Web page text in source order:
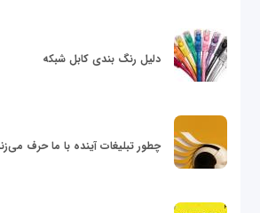
دلیل رنگ بندی کابل شبکه
چطور تبلیغات آینده با ما حرف